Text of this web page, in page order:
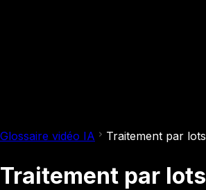
Glossaire vidéo IA Traitement par lots
Traitement par lots